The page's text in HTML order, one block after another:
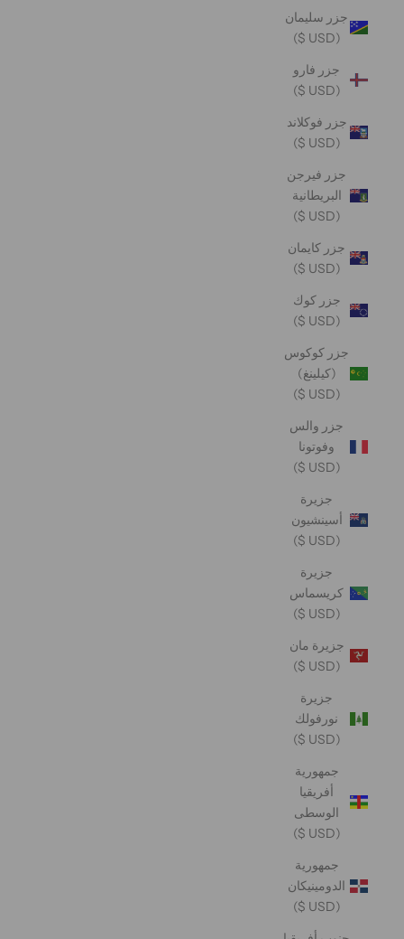
جزر سليمان
(USD $)
جزر فارو
(USD $)
جزر فوكلاند
(USD $)
جزر فيرجن
البريطانية
(USD $)
جزر كايمان
(USD $)
جزر كوك
(USD $)
جزر كوكوس
(كيلينغ)
(USD $)
جزر والس
وفوتونا
(USD $)
جزيرة
أسينشيون
(USD $)
جزيرة
كريسماس
(USD $)
جزيرة مان
(USD $)
جزيرة
نورفولك
(USD $)
جمهورية
أفريقيا
الوسطى
(USD $)
جمهورية
الدومينيكان
(USD $)